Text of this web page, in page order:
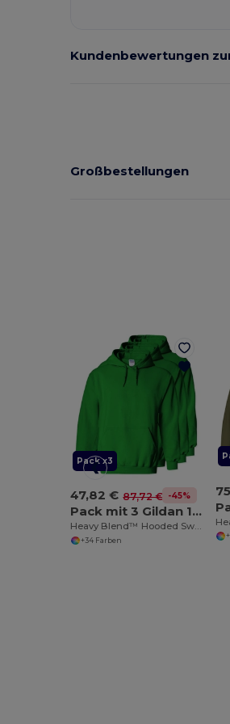
Kundenbewertungen
Großbestellungen
Pack x3
47,82 € 87,72 € -45%
Pack mit 3 Gildan 18500
Heavy Blend™ Hooded Sweatshirt
+34 Farben